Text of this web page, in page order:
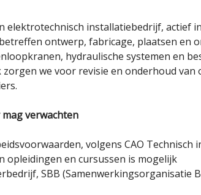
elektrotechnisch installatiebedrijf, actief
ontwerp, fabricage, plaatsen en
hydraulische systemen en
we voor revisie en onderhoud
verwachten
volgens CAO Technisch
opleidingen en cursussen is mogelijk
SBB (Samenwerkingsorganisatie